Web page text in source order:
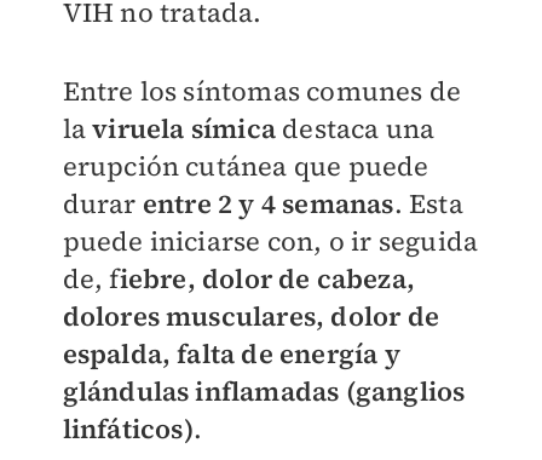
VIH no tratada.
Entre los síntomas comunes de
laviruela símicadestaca una
erupción cutánea que puede
durar entre 2 y 4 semanas. Esta
puede iniciarse con, o ir seguida
de, fiebre, dolor de cabeza,
dolores musculares, dolor de
espalda, falta de energía y
glándulas inflamadas (ganglios
linfáticos).